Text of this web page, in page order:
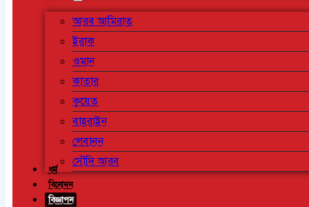
আরব আমিরাত
ইরাক
ওমান
কাতার
কুয়েত
বাহরাইন
লেবানন
সৌদি আরব
ধর্ম
বিনোদন
বিজ্ঞাপন